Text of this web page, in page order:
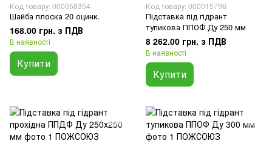
Код товару: 000058354
Шайба плоска 20 оцинк.
168.00 грн. з ПДВ
В наявності
Купити
Код товару: 000015796
Підставка під гідрант
тупикова ППОФ Ду 250 мм
8 262.00 грн. з ПДВ
В наявності
Купити